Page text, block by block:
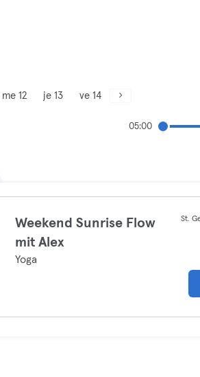
me 12 je 13 ve 14
05:00
Weekend Sunrise Flow
mit Alex
Yoga
St.